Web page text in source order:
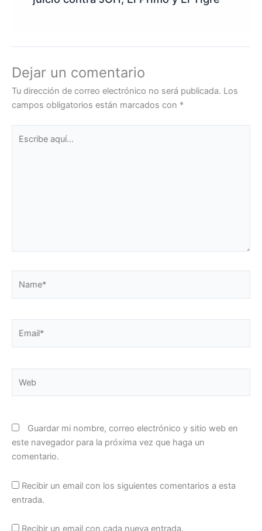
Dejar un comentario
Tu dirección de correo electrónico no será publicada. Los
campos obligatorios están marcados con *
aquí...
Guardar mi nombre, correo electrónico y sitio web en
este navegador para la próxima vez que haga un
comentario.
Recibir un email con los siguientes comentarios a esta
entrada.
Recibir un email con cada nueva entrada.